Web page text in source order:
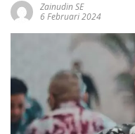
Zainudin SE
6 Februari 2024